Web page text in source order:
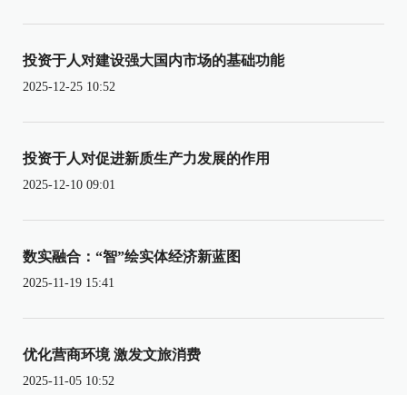
投资于人对建设强大国内市场的基础功能
2025-12-25 10:52
投资于人对促进新质生产力发展的作用
2025-12-10 09:01
数实融合：“智”绘实体经济新蓝图
2025-11-19 15:41
优化营商环境 激发文旅消费
2025-11-05 10:52